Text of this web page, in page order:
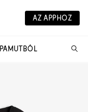
AZ APPHOZ